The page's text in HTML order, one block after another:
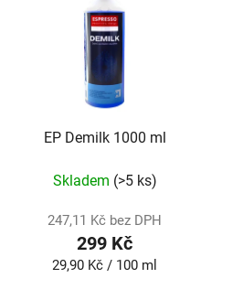
EP Demilk 1000 ml
Skladem (>5 ks)
247,11 Kč bez DPH
299 Kč
Měrná
29,90 Kč / 100 ml